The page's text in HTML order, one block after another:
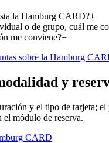
la Hamburg CARD?+
o de grupo, cuál me
me conviene?+
sobre la Hamburg
y
y el tipo de tarjeta; el
el módulo de reserva.
CARD